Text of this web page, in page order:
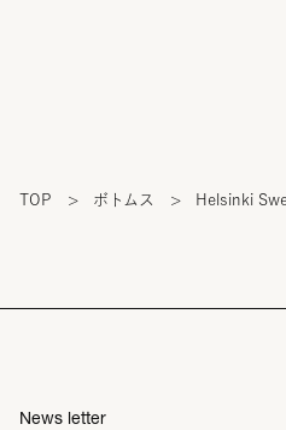
TOP > ボトムス > Helsinki
News letter